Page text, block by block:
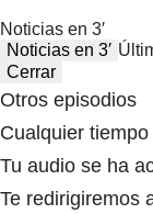
Noticias en 3′
Noticias en 3′
Cerrar
Otros episodios
Cualquier
Tu audio se ha
Te redirigiremos